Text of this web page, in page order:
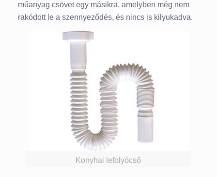
műanyag csövet egy másikra, amelyben még nem
rakódott le a szennyeződés, és nincs is kilyukadva.
Konyhai lefolyócső